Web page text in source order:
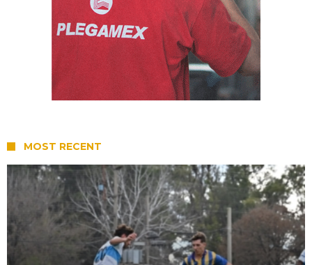
MOST RECENT